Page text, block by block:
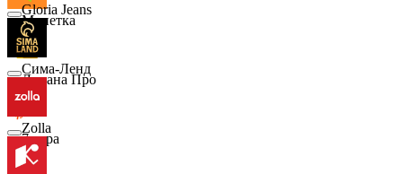
Монетка
Лемана Про
7 утра
Gloria Jeans
Сима-Ленд
Zolla